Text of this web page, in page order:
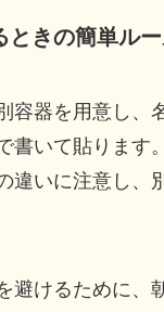
ときの簡単ル
容器を用意し、
書いて貼ります
違いに注意し、
避けるために、